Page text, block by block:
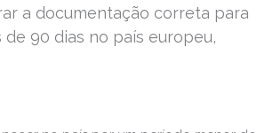
a documentação correta para
90 dias no país europeu,